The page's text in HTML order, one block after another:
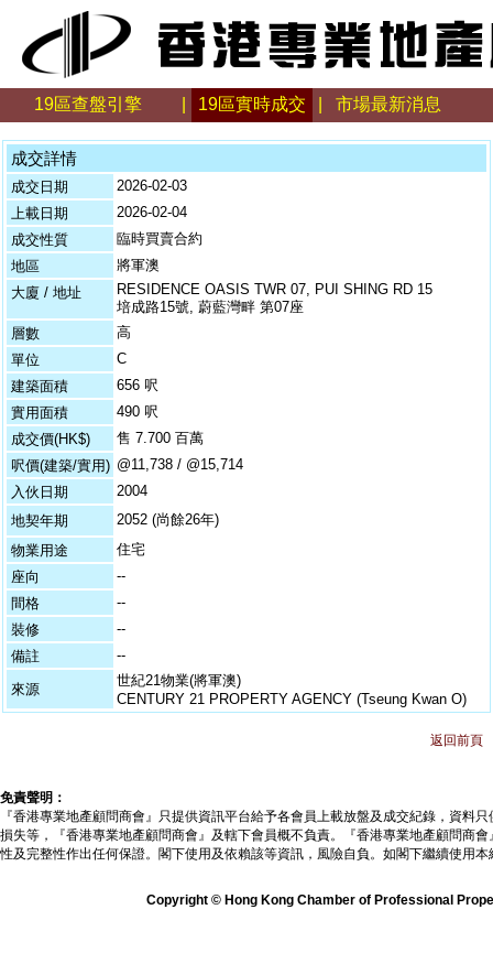
19區查盤引擎 19區實時成交 市場最新消息
成交詳情
成交日期
2026-02-03
上載日期
2026-02-04
成交性質
臨時買賣合約
地區
將軍澳
大廈 / 地址
RESIDENCE OASIS TWR 07, PUI SHING RD 15
培成路15號, 蔚藍灣畔 第07座
層數
高
單位
C
建築面積
656 呎
實用面積
490 呎
成交價(HK$)
售 7.700 百萬
呎價(建築/實用) @11,738 / @15,714
入伙日期
2004
地契年期
2052 (尚餘26年)
物業用途
住宅
座向
--
間格
--
裝修
--
備註
--
來源
世紀21物業(將軍澳)
CENTURY 21 PROPERTY AGENCY (Tseung Kwan O)
返回前頁
免責聲明：
『香港專業地產顧問商會』只提供資訊平台給予各會員上載放盤及成交紀錄，資料
損失等，『香港專業地產顧問商會』及轄下會員概不負責。『香港專業地產顧問商
性及完整性作出任何保證。閣下使用及依賴該等資訊，風險自負。如閣下繼續使用
Copyright © Hong Kong Chamber of Professional